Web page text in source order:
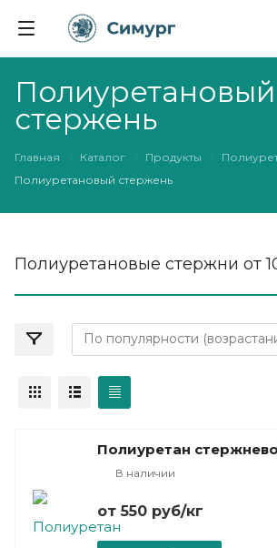
Полиуретановый
стержень
Главная Каталог Продукты
Полиуретановый стержень
Полиуретановые стержни от
Полиуретан
В наличии
от 550 руб/кг